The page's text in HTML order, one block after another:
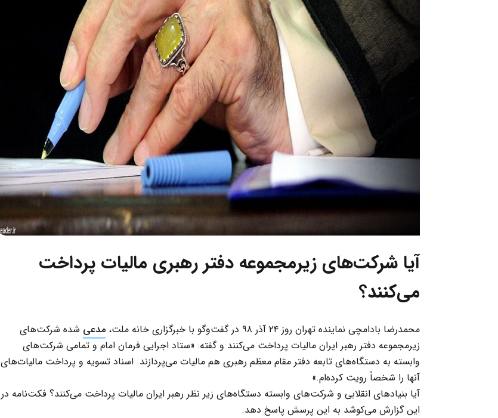
آیا شرکت‌های زیرمجموعه دفتر رهبری مالیات پرداخت
می‌کنند؟
محمدرضا بادامچی نماینده تهران روز ۲۴ آذر ۹۸ در گفت‌وگو با خبرگزاری خانه ملت، مدعی شده شرکت‌های
زیرمجموعه دفتر رهبر ایران مالیات پرداخت می‌کنند و گفته: «ستاد اجرایی فرمان امام و تمامی‌ شرکت‌های
وابسته به دستگاه‌های تابعه دفتر مقام معظم رهبری هم مالیات می‌پردازند. اسناد تسویه و پرداخت مالیات‌های
آنها را شخصاً رویت کرده‌ام.»
آیا بنیادهای انقلابی و شرکت‌های وابسته دستگاه‌های زیر نظر رهبر ایران مالیات پرداخت می‌کنند؟ فکت‌نامه در
این گزارش می‌کوشد به این پرسش پاسخ دهد.